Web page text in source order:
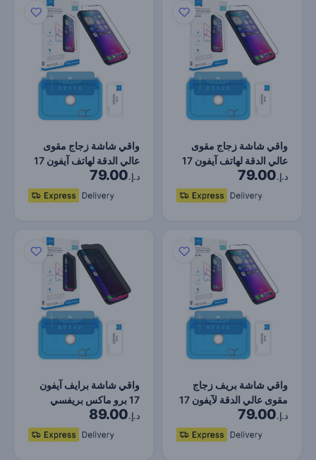
واقي شاشة زجاج مقوى
عالي الدقة لهاتف آيفون 17
برو – صلابة 9H، تغ…
د.إ.79.00
واقي شاشة زجاج مقوى
عالي الدقة لهاتف آيفون 17
برو ماكس من بريف –…
د.إ.79.00
واقي شاشة بريف زجاج
مقوى عالي الدقة لآيفون 17
برو ماكس – صلابة 9…
د.إ.79.00
واقي شاشة برايف آيفون
17 برو ماكس بريفسي
د.إ.89.00